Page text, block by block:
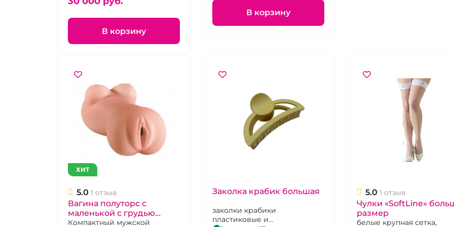
В корзину
В корзину
ХИТ
5.0 1 отзыв
Вагина полуторс с
маленькой с грудью
"Satisfaction" Angie, кибер
Компактный мужской
Заколка крабик большая
заколки крабики
пластиковые и
5.0 1 отзыв
Чулки «SoftLine»
размер
белые крупная сетка,